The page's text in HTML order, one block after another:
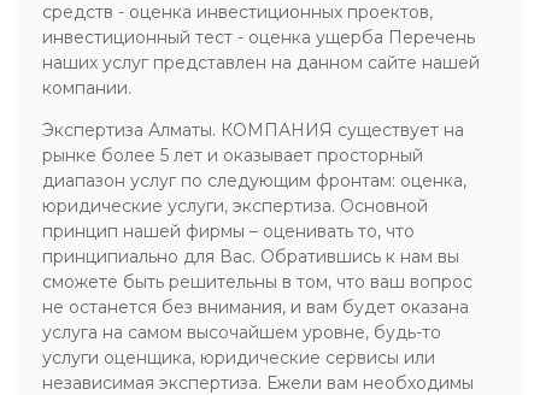
средств - оценка инвестиционных проектов,
инвестиционный тест - оценка ущерба Перечень
наших услуг представлен на данном сайте нашей
компании.
Экспертиза Алматы. КОМПАНИЯ существует на
рынке более 5 лет и оказывает просторный
диапазон услуг по следующим фронтам: оценка,
юридические услуги, экспертиза. Основной
принцип нашей фирмы – оценивать то, что
принципиально для Вас. Обратившись к нам вы
сможете быть решительны в том, что ваш вопрос
не останется без внимания, и вам будет оказана
услуга на самом высочайшем уровне, будь-то
услуги оценщика, юридические сервисы или
независимая экспертиза. Ежели вам необходимы